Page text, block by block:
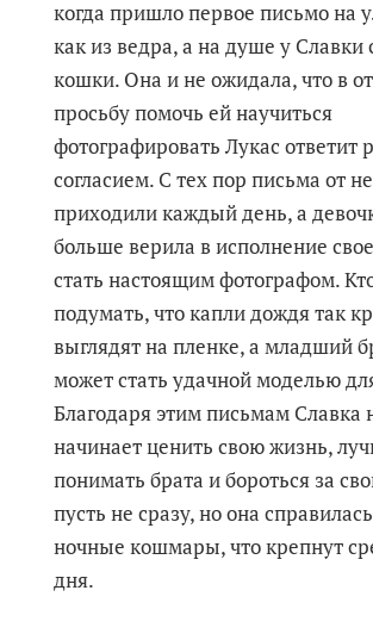
когда пришло первое письмо на
как из ведра, а на душе у Славки
кошки. Она и не ожидала, что в
просьбу помочь ей научиться
фотографировать Лукас ответит
согласием. С тех пор письма от
приходили каждый день, а
больше верила в исполнение
стать настоящим фотографом.
подумать, что капли дождя так
выглядят на пленке, а младший
может стать удачной моделью
Благодаря этим письмам Славка
начинает ценить свою жизнь,
понимать брата и бороться за
пусть не сразу, но она
ночные кошмары, что крепнут
дня.